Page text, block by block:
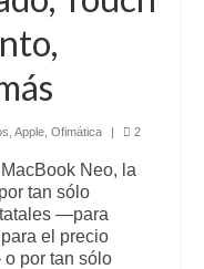
Apple Ofimática | 2
Neo, la
tan sólo
—para
el precio
por tan sólo